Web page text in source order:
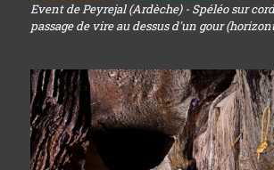
Event de Peyrejal (Ardèche) - Spéléo sur
passage de vire au dessus d'un gour